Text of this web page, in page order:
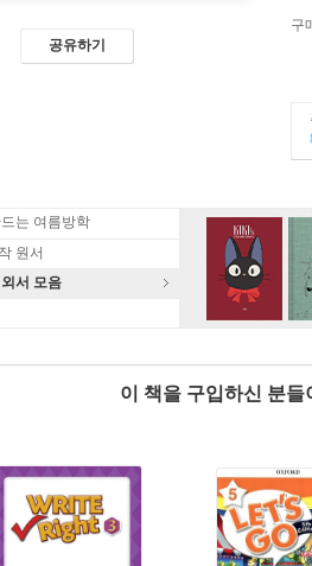
공유하기
구
는 여름방학
원서
서 모음
이 책을 구입하신 분